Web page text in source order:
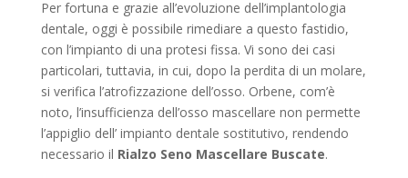
Per fortuna e grazie all’evoluzione dell’implantologia
dentale, oggi è possibile rimediare a questo fastidio,
con l’impianto di una protesi fissa. Vi sono dei casi
particolari, tuttavia, in cui, dopo la perdita di un molare,
si verifica l’atrofizzazione dell’osso. Orbene, com’è
noto, l’insufficienza dell’osso mascellare non permette
l’appiglio dell’ impianto dentale sostitutivo, rendendo
necessario il Rialzo Seno Mascellare Buscate.